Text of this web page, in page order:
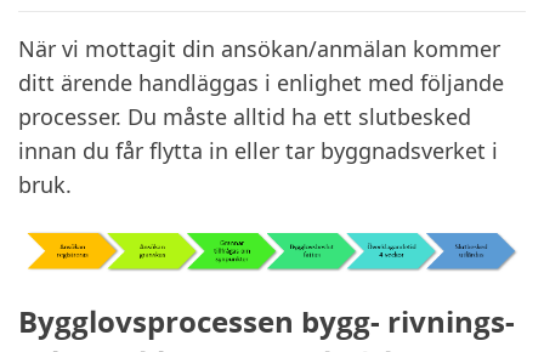
När vi mottagit din ansökan/anmälan kommer
ditt ärende handläggas i enlighet med följande
processer. Du måste alltid ha ett slutbesked
innan du får flytta in eller tar byggnadsverket i
bruk.
Bygglovsprocessen bygg- rivnings-